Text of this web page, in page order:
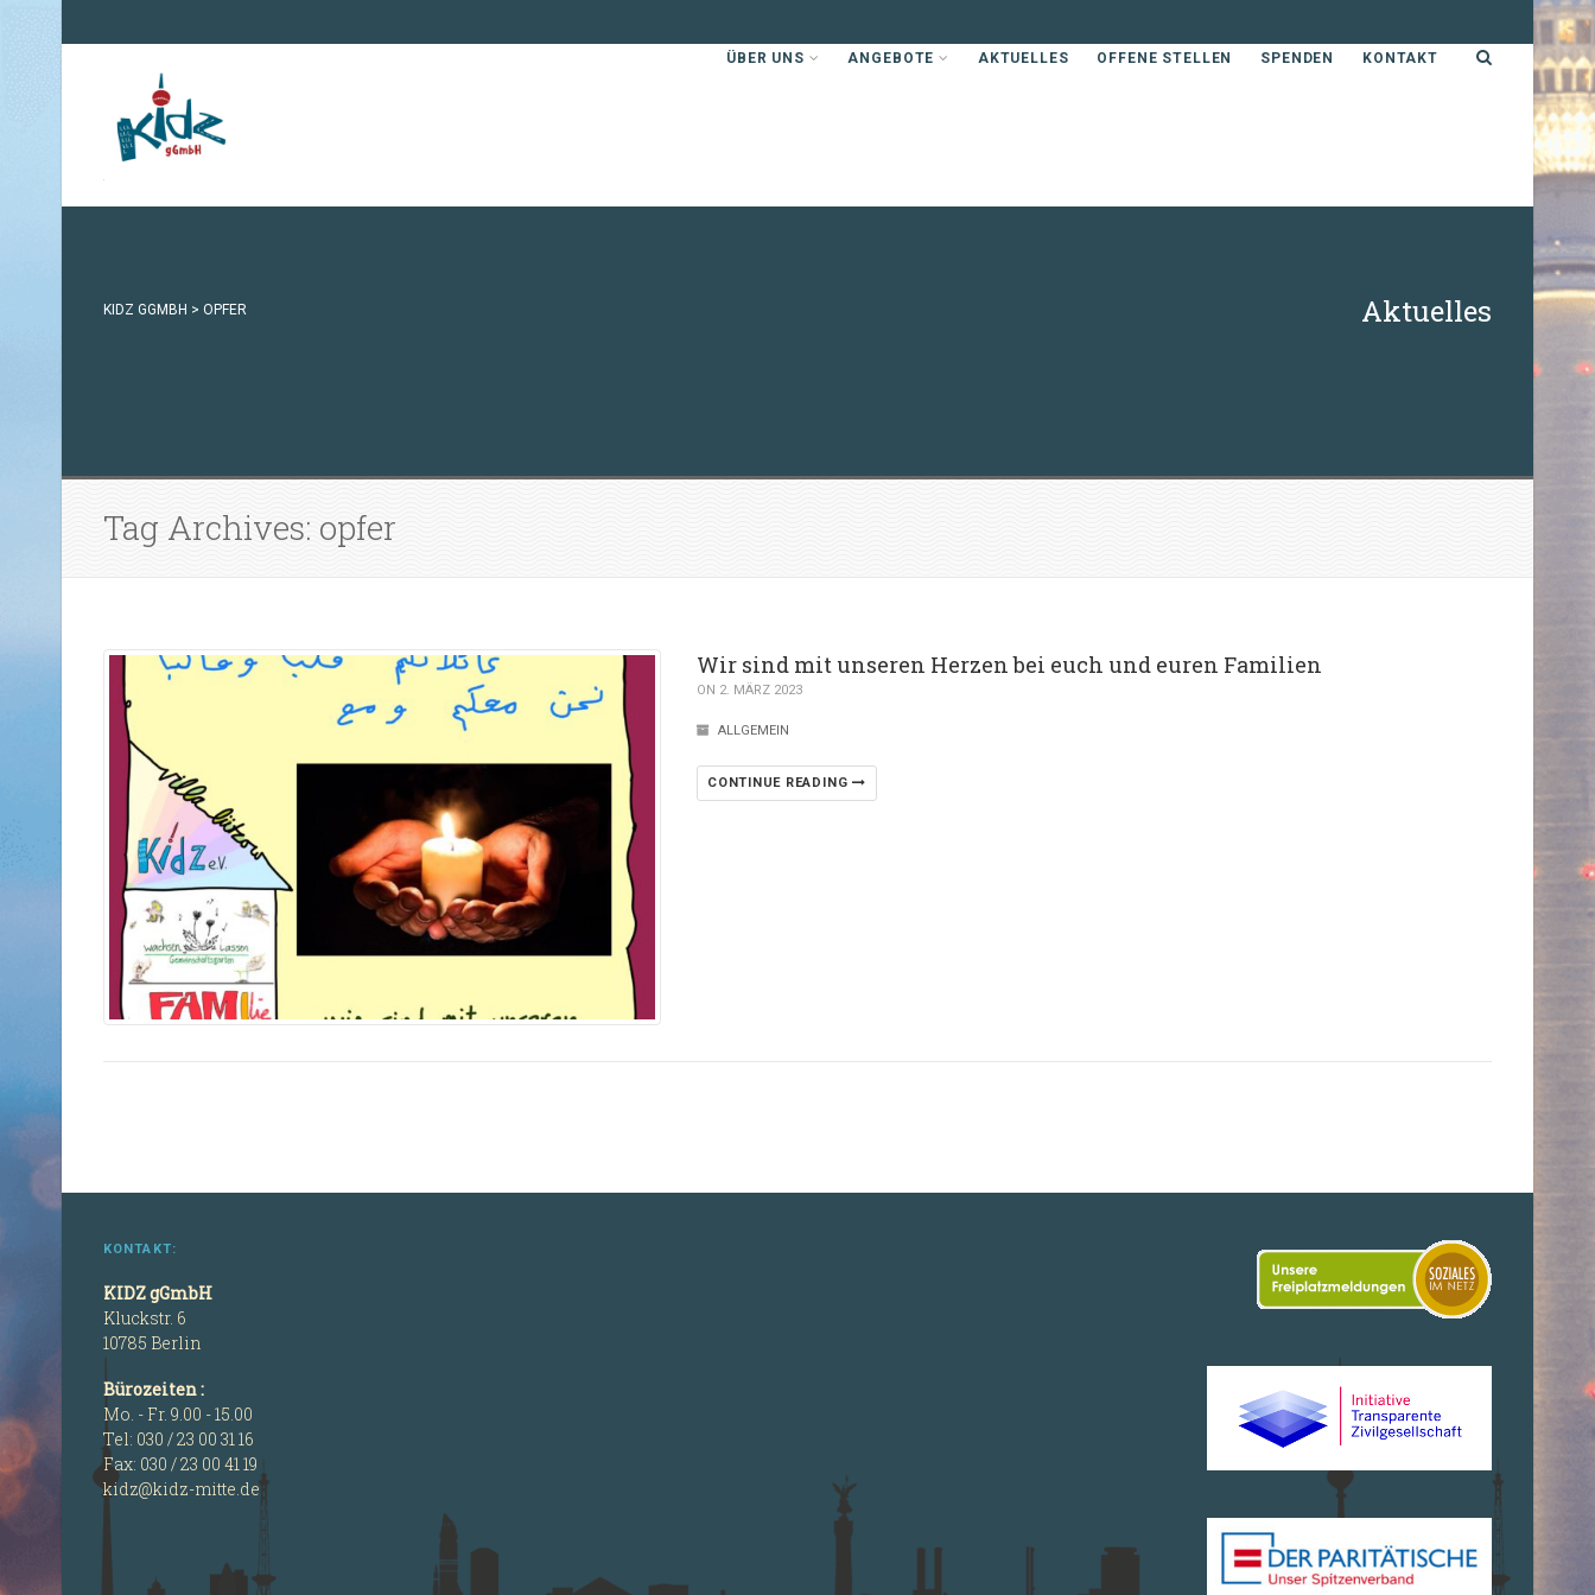
ÜBER UNS ANGEBOTE AKTUELLES OFFENE STELLEN SPENDEN KONTAKT
KIDZ GGMBH > OPFER Aktuelles
Tag Archives: opfer
Wir sind mit unseren Herzen bei euch und euren Familien
ON 2. MÄRZ 2023
ALLGEMEIN
CONTINUE READING
KONTAKT:
KIDZ gGmbH
Kluckstr. 6
10785 Berlin
Bürozeiten :
Mo. - Fr. 9.00 - 15.00
Tel: 030 / 23 00 31 16
Fax: 030 / 23 00 41 19
kidz@kidz-mitte.de